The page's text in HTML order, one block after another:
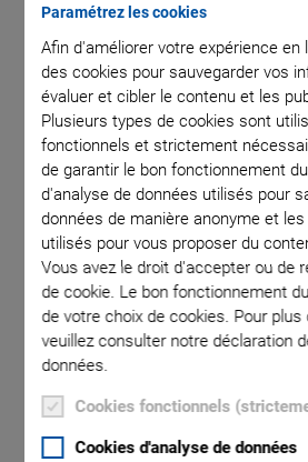
Paramétrez les cookies
Afin d'améliorer votre expérience en
des cookies pour sauvegarder vos
évaluer et cibler le contenu et les
Plusieurs types de cookies sont
fonctionnels et strictement
de garantir le bon fonctionnement
d'analyse de données utilisés pour
données de manière anonyme et
utilisés pour vous proposer du
Vous avez le droit d'accepter ou de
de cookie. Le bon fonctionnement
de votre choix de cookies. Pour plus
veuillez consulter notre déclaration
données.
Cookies fonctionnels
Cookies d'analyse de données
P-517 • P-527
Axis Piezo
High Dynamics Nanopositioner
Direct Position Measuring
decimal